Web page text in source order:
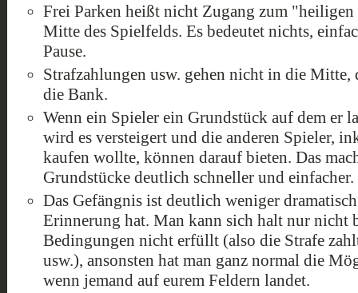
Frei Parken heißt nicht Zugang zum
Mitte des Spielfelds. Es bedeutet nichts,
Pause.
Strafzahlungen usw. gehen nicht in die Mitte,
die Bank.
Wenn ein Spieler ein Grundstück auf dem er
wird es versteigert und die anderen Spieler,
kaufen wollte, können darauf bieten. Das
Grundstücke deutlich schneller und einfacher.
Das Gefängnis ist deutlich weniger
Erinnerung hat. Man kann sich halt nur nicht
Bedingungen nicht erfüllt (also die Strafe
usw.), ansonsten hat man ganz normal die
wenn jemand auf eurem Feldern landet.